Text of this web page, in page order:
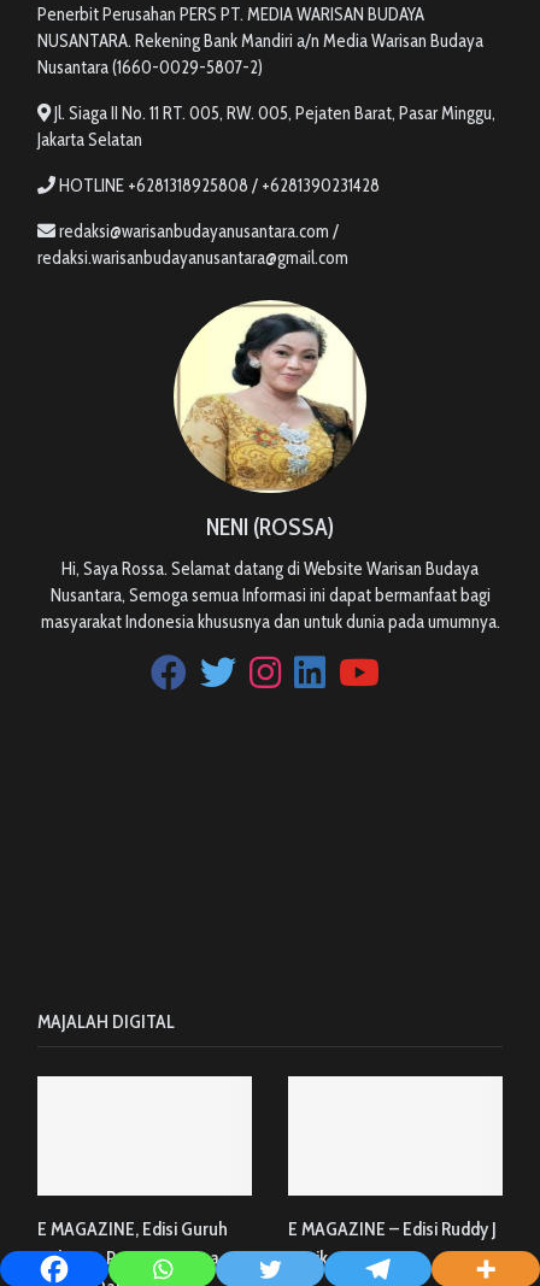
Penerbit Perusahan PERS PT. MEDIA WARISAN BUDAYA
NUSANTARA. Rekening Bank Mandiri a/n Media Warisan Budaya
Nusantara (1660-0029-5807-2)
Jl. Siaga II No. 11 RT. 005, RW. 005, Pejaten Barat, Pasar Minggu,
Jakarta Selatan
HOTLINE +6281318925808 / +6281390231428
redaksi@warisanbudayanusantara.com /
redaksi.warisanbudayanusantara@gmail.com
NENI (ROSSA)
Hi, Saya Rossa. Selamat datang di Website Warisan Budaya
Nusantara, Semoga semua Informasi ini dapat bermanfaat bagi
masyarakat Indonesia khususnya dan untuk dunia pada umumnya.
MAJALAH DIGITAL
E MAGAZINE, Edisi Guruh
Sukarno Putra Bersama
E MAGAZINE – Edisi Ruddy J
Pesik